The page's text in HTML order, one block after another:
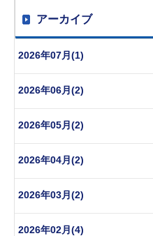
アーカイブ
2026年07月(1)
2026年06月(2)
2026年05月(2)
2026年04月(2)
2026年03月(2)
2026年02月(4)